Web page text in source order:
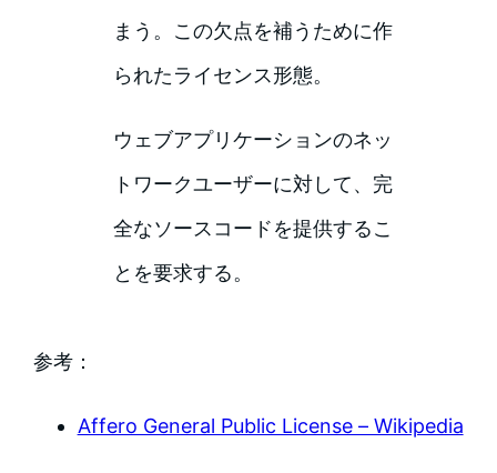
まう。この欠点を補うために作
られたライセンス形態。
ウェブアプリケーションのネッ
トワークユーザーに対して、完
全なソースコードを提供するこ
とを要求する。
参考：
Affero General Public License – Wikipedia